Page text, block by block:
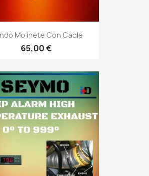
Molinete Con Cable
65,00 €